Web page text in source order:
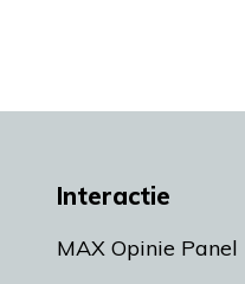
Interactie
MAX Opinie Panel